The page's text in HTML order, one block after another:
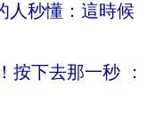
人秒懂：這時候
按下去那一秒 ：